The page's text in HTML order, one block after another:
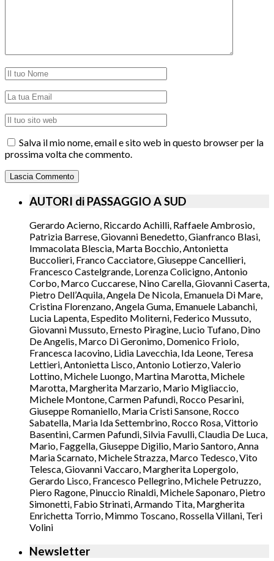
Salva il mio nome, email e sito web in questo browser per la
prossima volta che commento.
AUTORI di PASSAGGIO A SUD
Gerardo Acierno, Riccardo Achilli, Raffaele Ambrosio,
Patrizia Barrese, Giovanni Benedetto, Gianfranco Blasi,
Immacolata Blescia, Marta Bocchio, Antonietta
Buccolieri, Franco Cacciatore, Giuseppe Cancellieri,
Francesco Castelgrande, Lorenza Colicigno, Antonio
Corbo, Marco Cuccarese, Nino Carella, Giovanni Caserta,
Pietro Dell’Aquila, Angela De Nicola, Emanuela Di Mare,
Cristina Florenzano, Angela Guma, Emanuele Labanchi,
Lucia Lapenta, Espedito Moliterni, Federico Mussuto,
Giovanni Mussuto, Ernesto Piragine, Lucio Tufano, Dino
De Angelis, Marco Di Geronimo, Domenico Friolo,
Francesca Iacovino, Lidia Lavecchia, Ida Leone, Teresa
Lettieri, Antonietta Lisco, Antonio Lotierzo, Valerio
Lottino, Michele Luongo, Martina Marotta, Michele
Marotta, Margherita Marzario, Mario Migliaccio,
Michele Montone, Carmen Pafundi, Rocco Pesarini,
Giuseppe Romaniello, Maria Cristi Sansone, Rocco
Sabatella, Maria Ida Settembrino, Rocco Rosa, Vittorio
Basentini, Carmen Pafundi, Silvia Favulli, Claudia De Luca,
Mario, Faggella, Giuseppe Digilio, Mario Santoro, Anna
Maria Scarnato, Michele Strazza, Marco Tedesco, Vito
Telesca, Giovanni Vaccaro, Margherita Lopergolo,
Gerardo Lisco, Francesco Pellegrino, Michele Petruzzo,
Piero Ragone, Pinuccio Rinaldi, Michele Saponaro, Pietro
Simonetti, Fabio Strinati, Armando Tita, Margherita
Enrichetta Torrio, Mimmo Toscano, Rossella Villani, Teri
Volini
Newsletter